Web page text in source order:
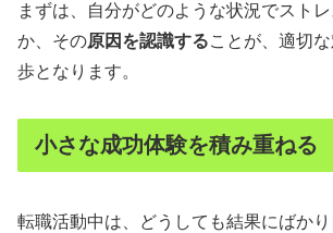
まずは、自分がどのような状況でスト
か、その原因を認識することが、適切
歩となります。
小さな成功体験を積み重ねる
転職活動中は、どうしても結果にばか